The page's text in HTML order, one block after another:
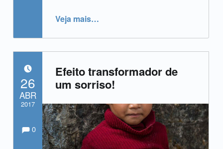
Veja mais…
Efeito transformador de
um sorriso!
POSTADO EM:
26
ABR
2017
Escrito por:Comentários:
Comments:
0